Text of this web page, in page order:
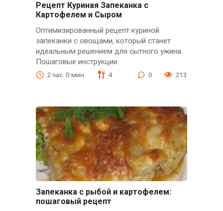
Рецепт Куриная Запеканка с
Картофелем и Сыром
Оптимизированный рецепт куриной
запеканки с овощами, который станет
идеальным решением для сытного ужина.
Пошаговые инструкции
2 час. 0 мин. 4 0 213
Запеканка с рыбой и картофелем:
пошаговый рецепт